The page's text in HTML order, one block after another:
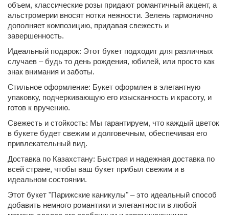
объем, классические розы придают романтичный акцент, а
альстромерии вносят нотки нежности. Зелень гармонично
дополняет композицию, придавая свежесть и
завершенность.
Идеальный подарок: Этот букет подходит для различных
случаев – будь то день рождения, юбилей, или просто как
знак внимания и заботы.
Стильное оформление: Букет оформлен в элегантную
упаковку, подчеркивающую его изысканность и красоту, и
готов к вручению.
Свежесть и стойкость: Мы гарантируем, что каждый цветок
в букете будет свежим и долговечным, обеспечивая его
привлекательный вид.
Доставка по Казахстану: Быстрая и надежная доставка по
всей стране, чтобы ваш букет прибыл свежим и в
идеальном состоянии.
Этот букет "Парижские каникулы" – это идеальный способ
добавить немного романтики и элегантности в любой